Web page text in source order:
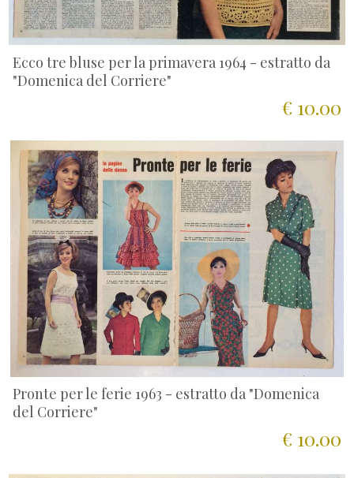
Ecco tre bluse per la primavera 1964 - estratto da
"Domenica del Corriere"
€ 10.00
Pronte per le ferie 1963 - estratto da "Domenica
del Corriere"
€ 10.00